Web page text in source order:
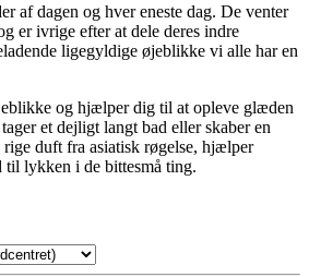
af dagen og hver eneste dag. De venter
er ivrige efter at dele deres indre
ligegyldige øjeblikke vi alle har en
og hjælper dig til at opleve glæden
et dejligt langt bad eller skaber en
duft fra asiatisk røgelse, hjælper
lykken i de bittesmå ting.